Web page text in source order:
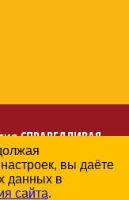
СПРАВЕДЛИВАЯ
области
вы даёте
данных в
сайта.